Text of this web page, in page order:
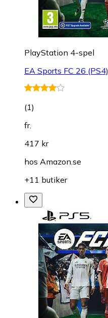
PlayStation 4-spel
EA Sports FC 26 (PS4)
(1)
fr.
417 kr
hos Amazon.se
+11 butiker